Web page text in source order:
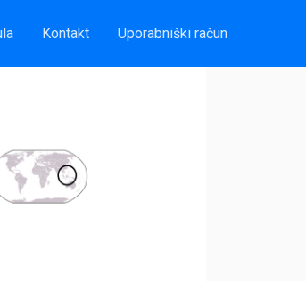
Kontakt Uporabniški račun